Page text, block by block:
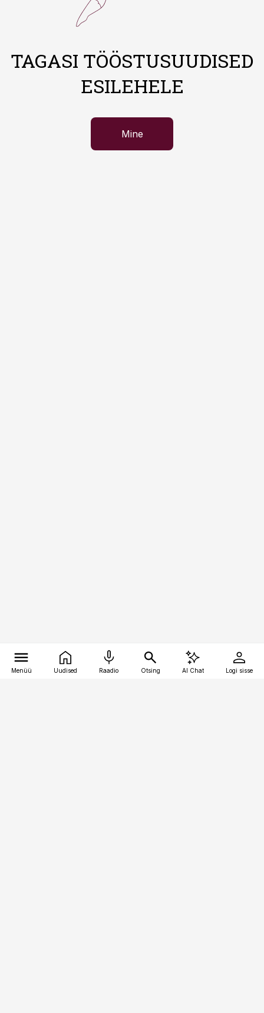
TAGASI TÖÖSTUSUUDISED
ESILEHELE
Mine
Menüü Uudised Raadio Otsing AI Chat Logi sisse